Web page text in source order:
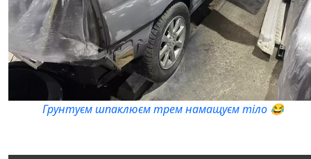
Грунтуєм шпаклюєм трем намащуєм тіло 😂